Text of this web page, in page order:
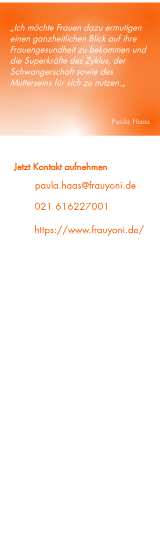
„Ich möchte Frauen dazu ermutigen
einen ganzheitlichen Blick auf ihre
Frauengesundheit zu bekommen und
die Superkräfte des Zyklus, der
Schwangerschaft sowie des
Mutterseins für sich zu nutzen.„
Paula Haas
Jetzt Kontakt aufnehmen
paula.haas@frauyoni.de
021 616227001
https://www.frauyoni.de/